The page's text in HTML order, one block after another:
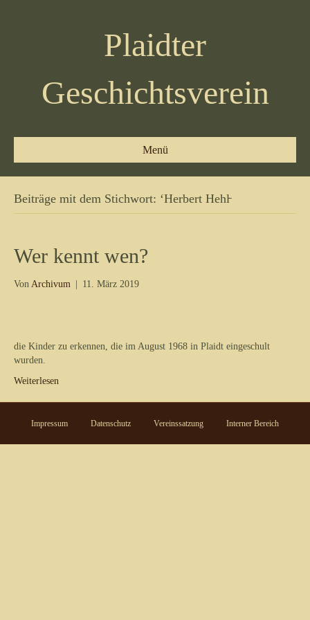
Plaidter
Geschichtsverein
Menü
Beiträge mit dem Stichwort: ‘Herbert Hehl̵
Wer kennt wen?
Von Archivum 11. März 2019
die Kinder zu erkennen, die im August 1968 in Plaidt eingeschult
wurden.
Weiterlesen
Impressum Datenschutz Vereinssatzung Interner Bereich